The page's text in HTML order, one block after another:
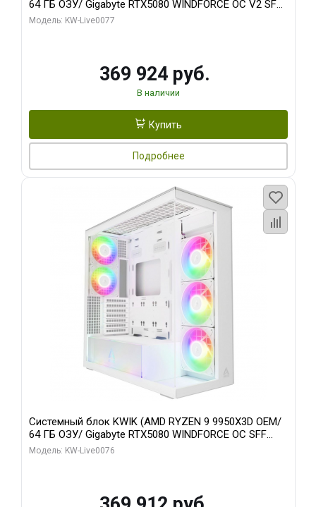
64 ГБ ОЗУ/ Gigabyte RTX5080 WINDFORCE OC V2 SFF
16GB GDDR7 256b/ 960 ГБ SSD)
Модель: KW-Live0077
369 924 руб.
В наличии
Купить
Подробнее
Системный блок KWIK (AMD RYZEN 9 9950X3D OEM/
64 ГБ ОЗУ/ Gigabyte RTX5080 WINDFORCE OC SFF
16GB GDDR7 256bit / 960 ГБ SSD)
Модель: KW-Live0076